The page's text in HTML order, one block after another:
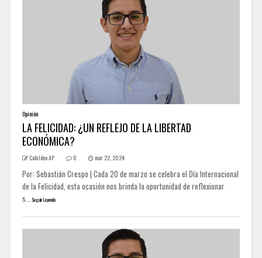
Opinión
LA FELICIDAD: ¿UN REFLEJO DE LA LIBERTAD
ECONÓMICA?
Cabildeo AP 0 mar 22, 2024
Por: Sebastián Crespo | Cada 20 de marzo se celebra el Día Internacional
de la Felicidad, esta ocasión nos brinda la oportunidad de reflexionar
s... Seguir Leyendo